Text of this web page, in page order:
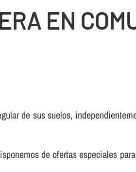
EN
de sus suelos,
de ofertas especiales